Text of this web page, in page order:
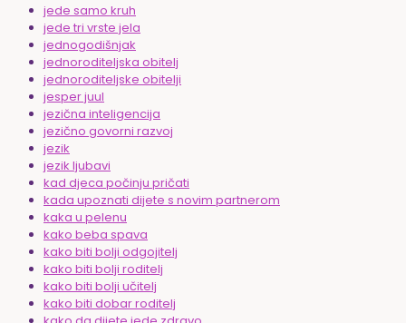
jede samo kruh
jede tri vrste jela
jednogodišnjak
jednoroditeljska obitelj
jednoroditeljske obitelji
jesper juul
jezična inteligencija
jezično govorni razvoj
jezik
jezik ljubavi
kad djeca počinju pričati
kada upoznati dijete s novim partnerom
kaka u pelenu
kako beba spava
kako biti bolji odgojitelj
kako biti bolji roditelj
kako biti bolji učitelj
kako biti dobar roditelj